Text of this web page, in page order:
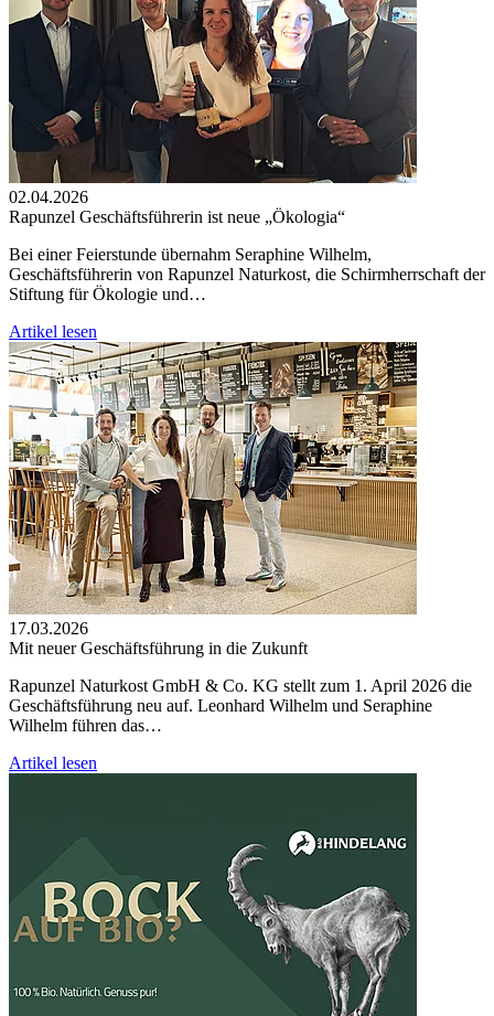
02.04.2026
Rapunzel Geschäftsführerin ist neue „Ökologia“
Bei einer Feierstunde übernahm Seraphine Wilhelm,
Geschäftsführerin von Rapunzel Naturkost, die Schirmherrschaft der
Stiftung für Ökologie und…
Artikel lesen
17.03.2026
Mit neuer Geschäftsführung in die Zukunft
Rapunzel Naturkost GmbH & Co. KG stellt zum 1. April 2026 die
Geschäftsführung neu auf. Leonhard Wilhelm und Seraphine
Wilhelm führen das…
Artikel lesen